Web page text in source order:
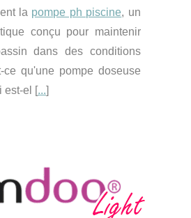
la pompe ph piscine, un
conçu pour maintenir
dans des conditions
ce qu'une pompe doseuse
est-el [...]